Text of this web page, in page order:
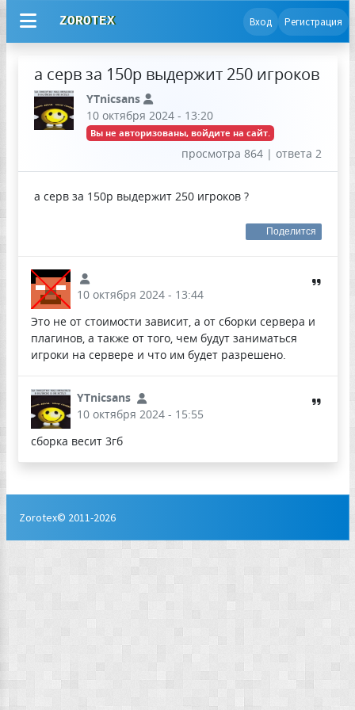
ZOROTEX Вход Регистрация
а серв за 150р выдержит 250 игроков
YTnicsans
10 октября 2024 - 13:20
Вы не авторизованы, войдите на сайт.
просмотра 864 | ответа 2
а серв за 150р выдержит 250 игроков ?
Поделится
10 октября 2024 - 13:44
Это не от стоимости зависит, а от сборки сервера и
плагинов, а также от того, чем будут заниматься
игроки на сервере и что им будет разрешено.
YTnicsans
10 октября 2024 - 15:55
сборка весит 3гб
Zorotex© 2011-2026